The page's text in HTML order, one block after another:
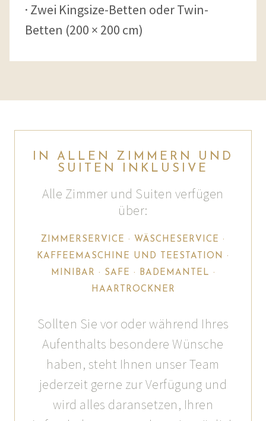
Zwei Kingsize-Betten oder Twin-
Betten (200 × 200 cm)
IN ALLEN ZIMMERN UND
SUITEN INKLUSIVE
Alle Zimmer und Suiten verfügen
über:
ZIMMERSERVICE · WÄSCHESERVICE ·
KAFFEEMASCHINE UND TEESTATION ·
MINIBAR · SAFE · BADEMANTEL ·
HAARTROCKNER
Sollten Sie vor oder während Ihres
Aufenthalts besondere Wünsche
haben, steht Ihnen unser Team
jederzeit gerne zur Verfügung und
wird alles daransetzen, Ihren